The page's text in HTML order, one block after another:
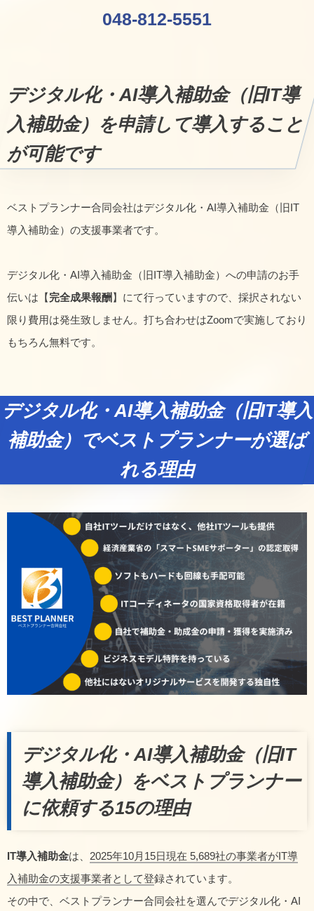
048-812-5551
デジタル化・AI導入補助金（旧IT導
入補助金）を申請して導入すること
が可能です
ベストプランナー合同会社はデジタル化・AI導入補助金（旧IT
導入補助金）の支援事業者です。
デジタル化・AI導入補助金（旧IT導入補助金）への申請のお手
伝いは【完全成果報酬 】にて行っていますので、採択されない
限り費用は発生致しません。打ち合わせはZoomで実施しており
もちろん無料です。
デジタル化・AI導入補助金（旧IT導入
補助金）でベストプランナーが選ば
れる理由
デジタル化・AI導入補助金（旧IT
導入補助金）をベストプランナー
に依頼する15の理由
IT導入補助金は、 2025年10月15日現在 5,689社の事業者がIT導
入補助金の支援事業者として登録されています。
その中で、ベストプランナー合同会社を選んでデジタル化・AI